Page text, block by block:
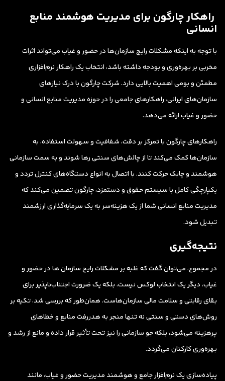
راهکار چارگون برای مدیریت هوشمند منابع
انسانی
با توجه به اینکه مشکلات رایج سازمان‌ها در حضور و غیاب می‌تواند اثرات
مخربی بر بهره‌وری و بودجه داشته باشد، انتخاب یک راهکار نرم‌افزاری
مطمئن و بومی اهمیت بالایی دارد. شرکت چارگون با درک نیازهای
سازمان‌های ایرانی، راهکارهای جامعی را در حوزه مدیریت منابع انسانی و
حضور و غیاب ارائه می‌دهد.
راهکارهای چارگون با تمرکز بر دقت، شفافیت و سهولت استفاده، به
سازمان‌ها کمک می‌کند تا از چالش‌های سنتی رها شوند و به سمت سازمانی
هوشمند و چابک حرکت کنند. با اتصال به انواع دستگاه‌های کنترل تردد و
یکپارچگی کامل با سیستم حقوق و دستمزد، چارگون تضمین می‌کند که
مدیریت منابع انسانی شما از یک هزینه‌سر به یک سرمایه‌گذاری ارزشمند
تبدیل شود.
نتیجه‌گیری
در مجموع، می‌توان گفت که غلبه بر مشکلات رایج سازمان ها در حضور و
غیاب، دیگر یک انتخاب لوکس نیست، بلکه یک ضرورت اجتناب‌ناپذیر برای
بقای رقابتی و سلامت مالی سازمان‌هاست. همان‌طور که بررسی شد، تکیه بر
روش‌های دستی و سنتی نه تنها منجر به هدررفت منابع و خطاهای
پرهزینه می‌شود، بلکه جو سازمانی را نیز تحت تأثیر قرار داده و مانع از رشد و
بهره‌وری کارکنان می‌گردد.
پیاده‌سازی یک نرم‌افزار جامع و هوشمند مدیریت حضور و غیاب، مانند